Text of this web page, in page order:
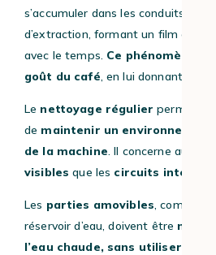
s’accumuler dans les conduits, les
d’extraction, formant un film gras
avec le temps. Ce phénomène
goût du café, en lui donnant des
Le nettoyage régulier permet
de maintenir un environnement
de la machine. Il concerne aussi
visibles que les circuits internes.
Les parties amovibles, comme le
réservoir d’eau, doivent être
l’eau chaude, sans utiliser de